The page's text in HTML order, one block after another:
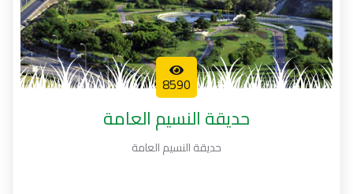
8590
حديقة النسيم العامة
حديقة النسيم العامة